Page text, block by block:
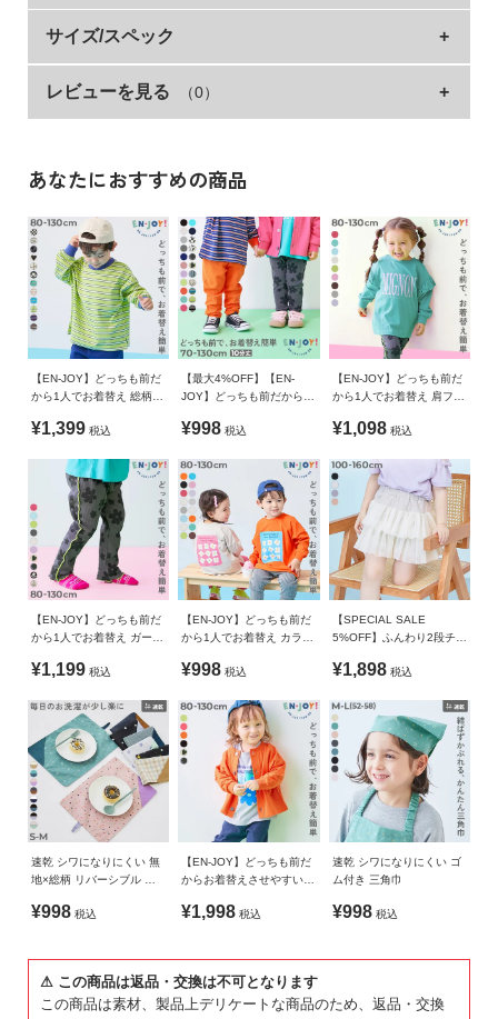
プ
デ
ロ
ッ
ク
に
つ
い
お
物
ガ
イ
ド
よ
く
る
質
問
FOLLOW
愛らしい『洗える ベビー おでこがチクチクしない どう
ぶつ耳付きニット帽』
クマとネコの耳がついたベビーニット帽。
おでこにあたる部分は綿100%なので、チクチクを感じにくく
■ギフト
お友達や同僚・ご親戚への出産祝いやプレゼントとしてもおす
すめ。
サイズ/スペック
サイズ
タテ
上部：アクリル100% 折り返し部分：綿100%
生産国
CHINA
備考
洗濯方法
洗濯機洗い可(デリケート洗い) / 漂白剤使用不可 / 乾燥機使用
ご注意事項
・洗濯機の使用や、つけ置き洗いは避けてください。
・摩擦や水、汗などで色が移ることがあります。ご注意くだ
さい。
・平置きにて採寸しているため、サイズや形に多少の誤差が
生じる場合があります。あらかじめご了承ください。
素材・サイズ等の品質に違いはございません。
・ご使用のパソコンやブラウザの環境により、実際の色とは
多少異なる場合がございます。
レビューを見る （0）
あなたにおすすめの商品
【EN-JOY】どっちも前だ
から1人でお着替え 総柄 &
¥1,399 税込
【最大4%OFF】【EN-
JOY】どっちも前だから1
地&総柄 リブパンツ
¥998 税込
【EN-JOY】どっちも前だ
から1人でお着替え 肩フリ
¥1,098 税込
【EN-JOY】どっちも前だ
から1人でお着替え ガール
¥1,199 税込
【EN-JOY】どっちも前だ
から1人でお着替え カラフ
¥998 税込
【SPECIAL SALE
5%OFF】ふんわり2段チュ
¥1,898 税込
速乾 シワになりにくい 無
地×総柄 リバーシブル ラ
¥998 税込
【EN-JOY】どっちも前だ
からお着替えさせやすい
ディガン
¥1,998 税込
速乾 シワになりにくい ゴ
ム付き 三角巾
¥998 税込
⚠ この商品は返品・交換は不可となります
この商品は素材、製品上デリケートな商品のため、返品・交換